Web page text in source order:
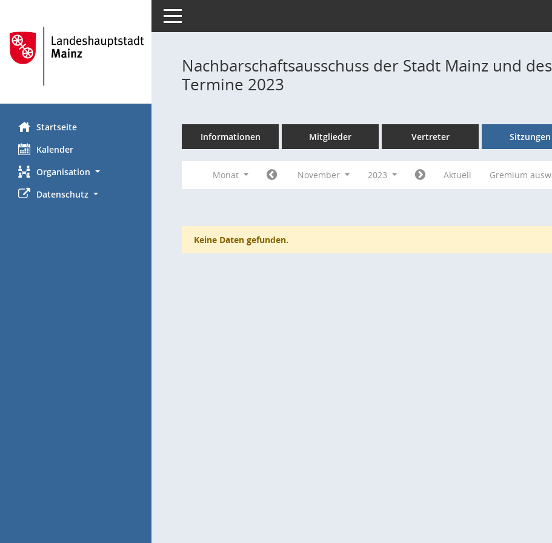
Startseite
Kalender
Organisation
Datenschutz
Toggle navigation
Nachbarschaftsausschuss der Stadt Mainz und
Termine 2023
Informationen Mitglieder Vertreter Sitzungen
Monat November 2023 Aktuell Gremium
Keine Daten gefunden.